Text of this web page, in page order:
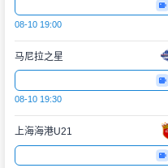
08-10 19:00
马尼拉之星
08-10 19:30
上海海港U21